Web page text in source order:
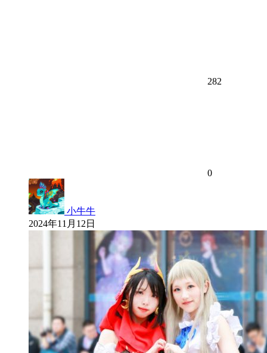
282
0
小牛牛
2024年11月12日